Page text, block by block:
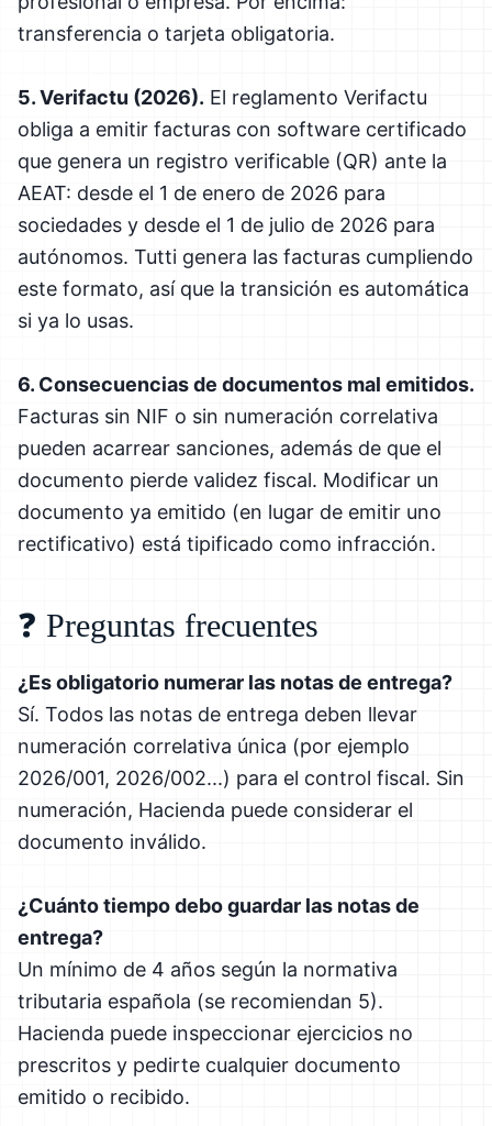
transferencia o tarjeta obligatoria.
5. Verifactu (2026). El reglamento Verifactu
obliga a emitir facturas con software certificado
que genera un registro verificable (QR) ante la
AEAT: desde el 1 de enero de 2026 para
sociedades y desde el 1 de julio de 2026 para
autónomos. Tutti genera las facturas cumpliendo
este formato, así que la transición es automática
si ya lo usas.
6. Consecuencias de documentos mal emitidos.
Facturas sin NIF o sin numeración correlativa
pueden acarrear sanciones, además de que el
documento pierde validez fiscal. Modificar un
documento ya emitido (en lugar de emitir uno
rectificativo) está tipificado como infracción.
❓ Preguntas frecuentes
¿Es obligatorio numerar las notas de entrega?
Sí. Todos las notas de entrega deben llevar
numeración correlativa única (por ejemplo
2026/001, 2026/002...) para el control fiscal. Sin
numeración, Hacienda puede considerar el
documento inválido.
¿Cuánto tiempo debo guardar las notas de
entrega?
Un mínimo de 4 años según la normativa
tributaria española (se recomiendan 5).
Hacienda puede inspeccionar ejercicios no
prescritos y pedirte cualquier documento
emitido o recibido.